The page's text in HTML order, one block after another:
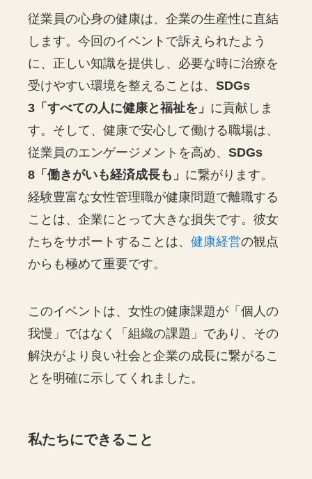
従業員の心身の健康は、企業の生産性に直結
します。今回のイベントで訴えられたよう
に、正しい知識を提供し、必要な時に治療を
受けやすい環境を整えることは、SDGs
3「すべての人に健康と福祉を」 に貢献しま
す。そして、健康で安心して働ける職場は、
従業員のエンゲージメントを高め、SDGs
8「働きがいも経済成長も」 に繋がります。
経験豊富な女性管理職が健康問題で離職する
ことは、企業にとって大きな損失です。彼女
たちをサポートすることは、健康経営の観点
からも極めて重要です。
このイベントは、女性の健康課題が「個人の
我慢」ではなく「組織の課題」であり、その
解決がより良い社会と企業の成長に繋がるこ
とを明確に示してくれました。
私たちにできること